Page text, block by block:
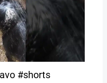
#shorts